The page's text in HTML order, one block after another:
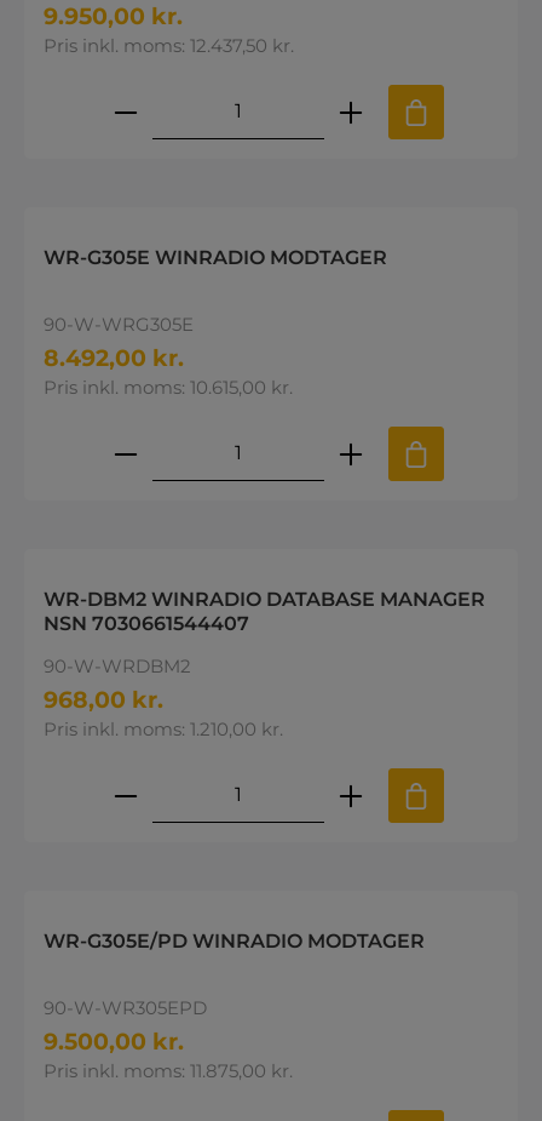
9.950,00 kr.
Pris inkl. moms: 12.437,50 kr.
Produktmængde: Indtast den
WR-G305E WINRADIO MODTAGER
90-W-WRG305E
8.492,00 kr.
Pris inkl. moms: 10.615,00 kr.
Produktmængde: Indtast den
WR-DBM2 WINRADIO DATABASE MANAGER
NSN 7030661544407
90-W-WRDBM2
968,00 kr.
Pris inkl. moms: 1.210,00 kr.
Produktmængde: Indtast den
WR-G305E/PD WINRADIO MODTAGER
90-W-WR305EPD
9.500,00 kr.
Pris inkl. moms: 11.875,00 kr.